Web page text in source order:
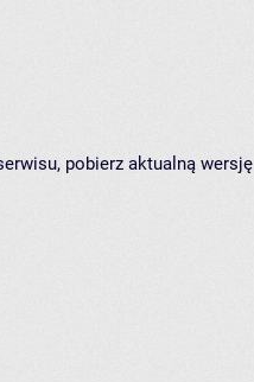
pobierz aktualną wersję